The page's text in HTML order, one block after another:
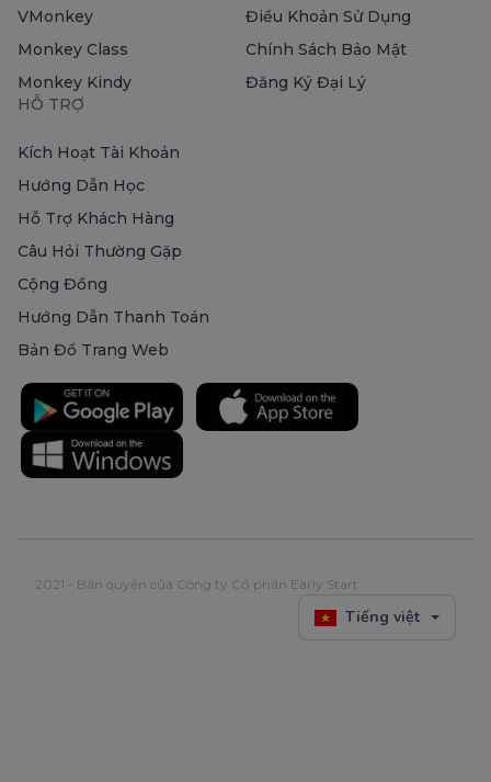
VMonkey
Monkey Class
Monkey Kindy
Điều Khoản Sử Dụng
Chính Sách Bảo Mật
Đăng Ký Đại Lý
HỖ TRỢ
Kích Hoạt Tài Khoản
Hướng Dẫn Học
Hỗ Trợ Khách Hàng
Câu Hỏi Thường Gặp
Cộng Đồng
Hướng Dẫn Thanh Toán
Bản Đồ Trang Web
2021 - Bản quyền của Công ty Cổ phần Early Start
Tiếng việt